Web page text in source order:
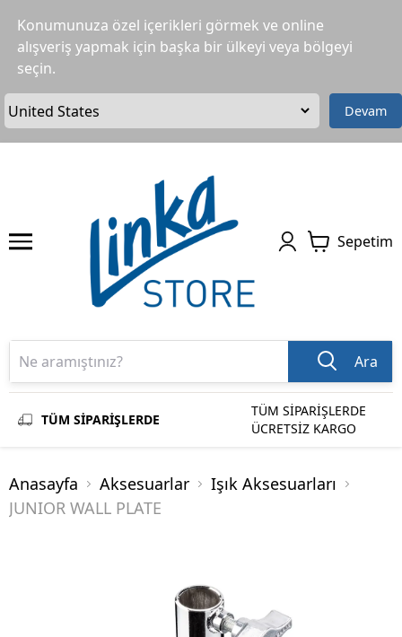
Konumunuza özel içerikleri görmek ve online
alışveriş yapmak için başka bir ülkeyi veya bölgeyi
seçin.
Devam
Sepetim
Ara
TÜM SİPARİŞLERDE
TÜM SİPARİŞLERDE
ÜCRETSİZ KARGO
Anasayfa Aksesuarlar
Işık Aksesuarları
JUNIOR WALL PLATE